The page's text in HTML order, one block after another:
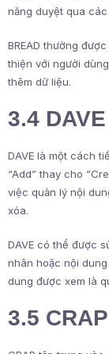
năng duyệt qua
BREAD thường
thiện với người
thêm dữ liệu.
3.4 DAVE
DAVE là một cách
“Add” thay cho
việc quản lý nội
xóa.
DAVE có thể được
nhân hoặc nội
dung được xem là
3.5 CRAP